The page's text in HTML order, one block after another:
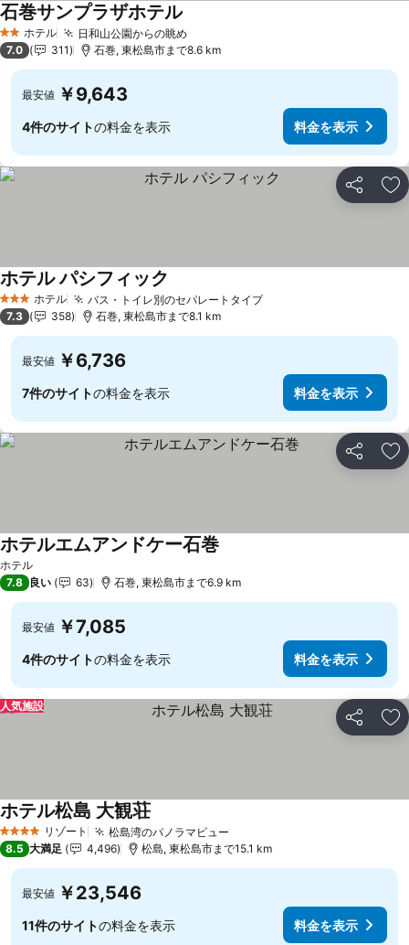
2 ホテルのランク
ホテル 日和山公園からの眺め
石巻サンプラザホテル
7.0 311 石巻, 東松島市まで8.6 km
最安値 ￥9,643
4件のサイトの料金を表示 料金を表示
シェア お
3 ホテルのランク
ホテル バス・トイレ別のセパレートタイプ
ホテル パシフィック
7.3 358 石巻, 東松島市まで8.1 km
最安値 ￥6,736
7件のサイトの料金を表示 料金を表示
シェア お
ホテル
ホテルエムアンドケー石巻
7.8 良い 63 石巻, 東松島市まで6.9 km
最安値 ￥7,085
4件のサイトの料金を表示 料金を表示
シェア お
人気施設
4 ホテルのランク
リゾート 松島湾のパノラマビュー
ホテル松島 大観荘
8.5 大満足 4,496 松島, 東松島市まで15.1 km
最安値 ￥23,546
11件のサイトの料金を表示 料金を表示